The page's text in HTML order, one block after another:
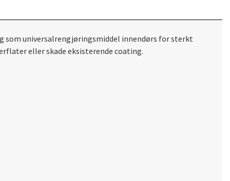
som universalrengjøringsmiddel innendørs for sterkt
eller skade eksisterende coating.